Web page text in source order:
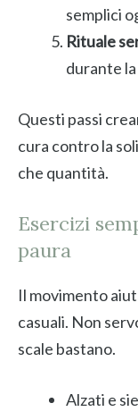
semplici
Rituale
durante
Questi passi
cura contro la
che quantità.
Esercizi
paura
Il movimento
casuali. Non
scale bastano.
Alzati e